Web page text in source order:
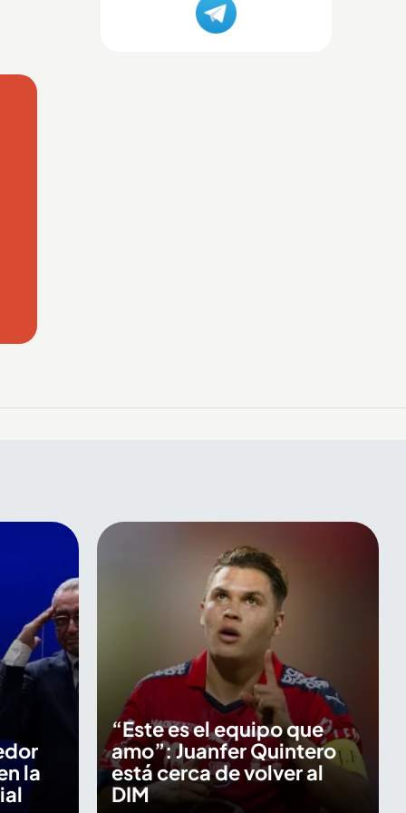
la
“Este es el equipo que
amo”: Juanfer Quintero
está cerca de volver al
DIM